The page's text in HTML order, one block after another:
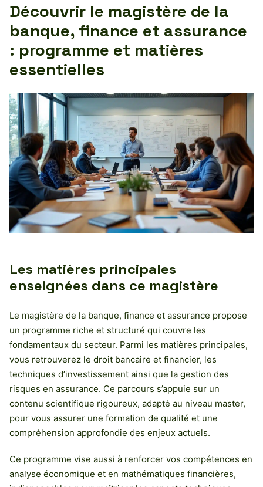
Découvrir le magistère de la
banque, finance et assurance
: programme et matières
essentielles
Les matières principales
enseignées dans ce magistère
Le magistère de la banque, finance et assurance propose
un programme riche et structuré qui couvre les
fondamentaux du secteur. Parmi les matières principales,
vous retrouverez le droit bancaire et financier, les
techniques d’investissement ainsi que la gestion des
risques en assurance. Ce parcours s’appuie sur un
contenu scientifique rigoureux, adapté au niveau master,
pour vous assurer une formation de qualité et une
compréhension approfondie des enjeux actuels.
Ce programme vise aussi à renforcer vos compétences en
analyse économique et en mathématiques financières,